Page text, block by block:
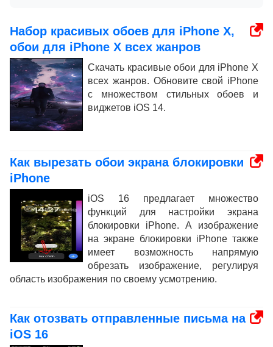
Набор красивых обоев для iPhone X,
обои для iPhone X всех жанров
Скачать красивые обои для iPhone X
всех жанров. Обновите свой iPhone
с множеством стильных обоев и
виджетов iOS 14.
Как вырезать обои экрана блокировки
iPhone
iOS 16 предлагает множество
функций для настройки экрана
блокировки iPhone. А изображение
на экране блокировки iPhone также
имеет возможность напрямую
обрезать изображение, регулируя
область изображения по своему усмотрению.
Как отозвать отправленные письма на
iOS 16